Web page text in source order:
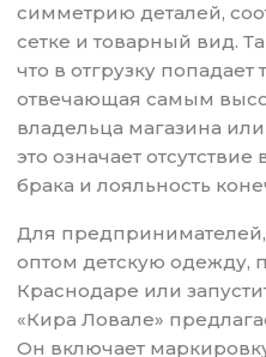
симметрию деталей,
сетке и товарный вид.
что в отгрузку
отвечающая самым
владельца магазина
это означает
брака и лояльность
Для предпринимателей,
оптом детскую одежду,
Краснодаре или
«Кира Ловале»
Он включает